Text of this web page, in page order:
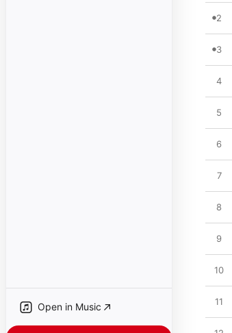
Open in Music
2
3
4
5
6
7
8
9
10
11